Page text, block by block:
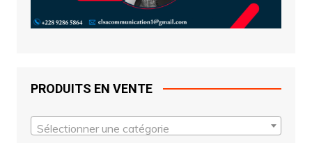
PRODUITS EN VENTE
Sélectionner une catégorie